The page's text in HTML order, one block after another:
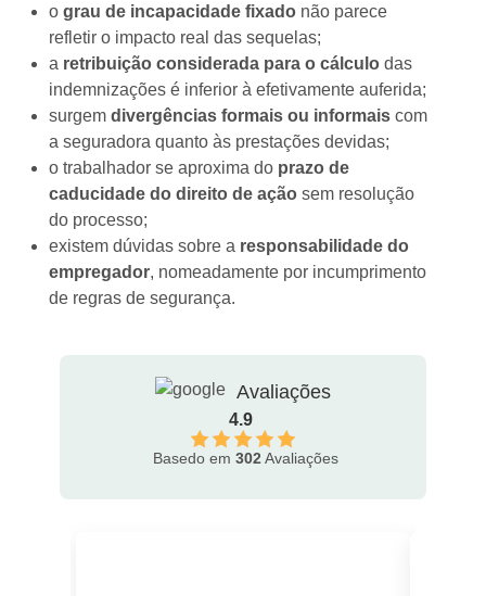
o grau de incapacidade fixado não parece
refletir o impacto real das sequelas;
a retribuição considerada para o cálculo das
indemnizações é inferior à efetivamente auferida;
surgem divergências formais ou informais com
a seguradora quanto às prestações devidas;
o trabalhador se aproxima do prazo de
caducidade do direito de ação sem resolução
do processo;
existem dúvidas sobre a responsabilidade do
empregador, nomeadamente por incumprimento
de regras de segurança.
Avaliações
4.9
Basedo em 302 Avaliações